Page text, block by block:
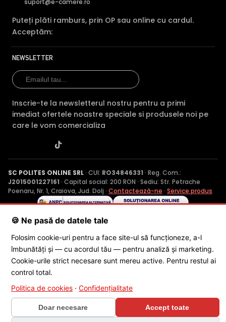
suport@e-camere.ro
Puteți plăti ramburs, prin OP sau online cu cardul.
Acceptăm:
NEWSLETTER
Inscrie-te la newsletterul nostru pentru a primi
imediat ofertele noastre speciale si produsele noi pe
care le vom comercializa
SC POLITES ONLINE SRL· CUI: RO34846331 · Reg. Com.:
J2015001227161 · Capital social: 200 RON · Sediu: Str. Petrache
Poenaru, Nr. 1, Craiova, Jud. Dolj · Contactează-ne · Service produs
© 2026 SC POLITES ONLINE SRL
🍪 Ne pasă de datele tale
Folosim cookie-uri pentru a face site-ul să funcționeze, a-l
îmbunătăți și — cu acordul tău — pentru analiză și marketing.
Cookie-urile strict necesare sunt mereu active. Pentru restul ai
control total.
Politica de cookies · Confidențialitate
Doar necesare Accept toate ×
🎁 CONCURS SĂPTĂMÂNAL